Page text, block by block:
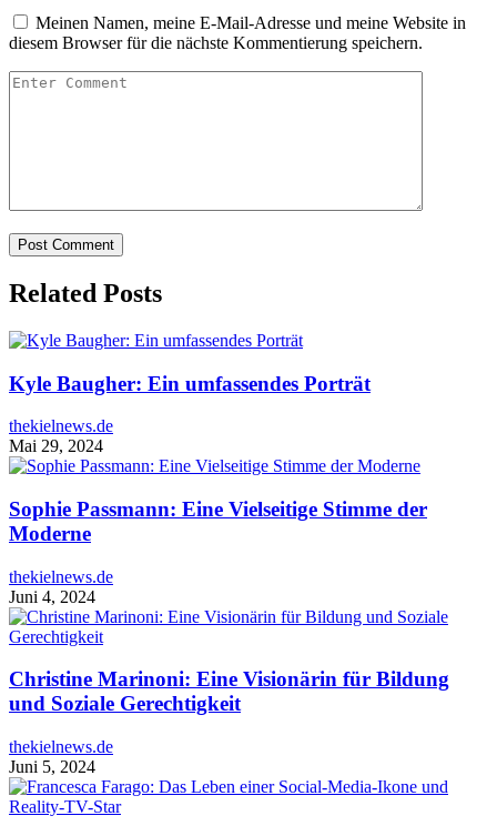
Meinen Namen, meine E-Mail-Adresse und meine Website in
diesem Browser für die nächste Kommentierung speichern.
Related Posts
Kyle Baugher: Ein umfassendes Porträt
thekielnews.de
Mai 29, 2024
Sophie Passmann: Eine Vielseitige Stimme der
Moderne
thekielnews.de
Juni 4, 2024
Christine Marinoni: Eine Visionärin für Bildung
und Soziale Gerechtigkeit
thekielnews.de
Juni 5, 2024